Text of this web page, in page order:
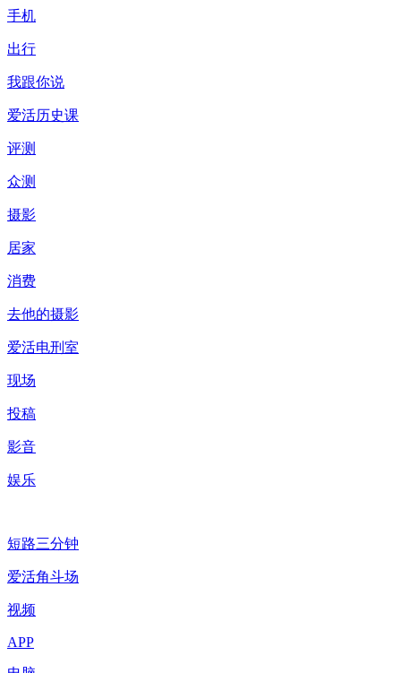
手机
出行
我跟你说
爱活历史课
评测
众测
摄影
居家
消费
去他的摄影
爱活电刑室
现场
投稿
影音
娱乐
短路三分钟
爱活角斗场
视频
APP